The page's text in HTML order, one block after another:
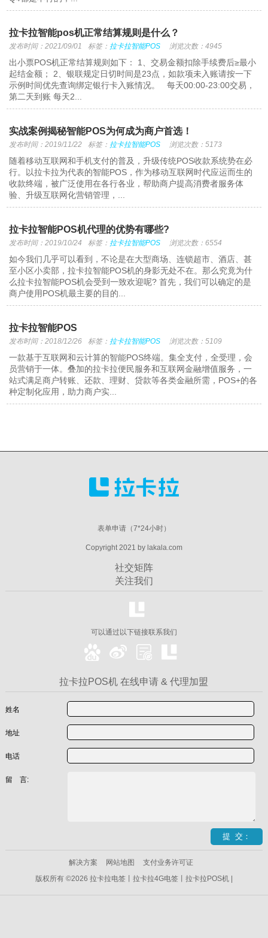
拉卡拉智能pos机正常结算规则是什么？
发布时间：2021/09/01 标签： 拉卡拉智能POS 浏览次数：4945
出小票POS机正常结算规则如下： 1、交易金额扣除手续费后≥最小
起结金额； 2、银联规定日切时间是23点，如款项未入账请按一下
示例时间优先查询绑定银行卡入账情况。 每天00:00-23:00交易，
第二天到账 每天2...
实战案例揭秘智能POS为何成为商户首选！
发布时间：2019/11/22 标签： 拉卡拉智能POS 浏览次数：5173
随着移动互联网和手机支付的普及，升级传统POS收款系统势在必
行。以拉卡拉为代表的智能POS，作为移动互联网时代应运而生的
收款终端，被广泛使用在各行各业，帮助商户提高消费者服务体
验、升级互联网化营销管理，...
拉卡拉智能POS机代理的优势有哪些?
发布时间：2019/10/24 标签： 拉卡拉智能POS 浏览次数：6554
如今我们几乎可以看到，不论是在大型商场、连锁超市、酒店、甚
至小区小卖部，拉卡拉智能POS机的身影无处不在。那么究竟为什
么拉卡拉智能POS机会受到一致欢迎呢? 首先，我们可以确定的是
商户使用POS机最主要的目的...
拉卡拉智能POS
发布时间：2018/12/26 标签： 拉卡拉智能POS 浏览次数：5109
一款基于互联网和云计算的智能POS终端。集全支付，全受理，会
员营销于一体。叠加的拉卡拉便民服务和互联网金融增值服务，一
站式满足商户转账、还款、理财、贷款等各类金融所需，POS+的各
种定制化应用，助力商户实...
表单申请（7*24小时）
Copyright 2021 by lakala.com
社交矩阵
关注我们
可以通过以下链接联系我们
拉卡拉POS机 在线申请 & 代理加盟
姓名
地址
电话
留 言:
解决方案 网站地图
支付业务许可证
版权所有 ©2026 拉卡拉电签丨拉卡拉4G电签丨拉卡拉POS机 |